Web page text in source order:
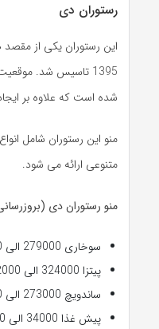
رستوران دی
این رستوران یکی از
1395 تاسیس شد.
شده است که علاوه بر
منو این رستوران شامل
متنوعی ارائه می شود.
منو رستوران دی (بروزرسانی
سوخاری 279000 الی 995000 تومان
پیتزا 324000 الی 592000 تومان
ساندویچ 273000 الی 652000 تومان
پیش غذا 34000 الی 311000 تومان